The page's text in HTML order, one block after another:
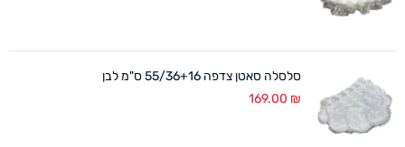
סלסלה סאטן צדפה 55/36+16 ס"מ לבן
169.00 ₪